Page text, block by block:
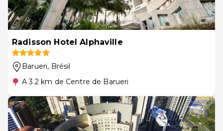
Radisson Hotel Alphaville
Barueri, Brésil
A 3.2 km de Centre de Barueri